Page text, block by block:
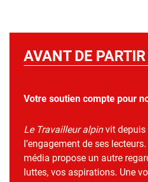
AVANT DE PARTIR
Votre soutien compte pour
Le Travailleur alpinvit depuis
l’engagement de ses
média propose un autre
luttes, vos aspirations. Une